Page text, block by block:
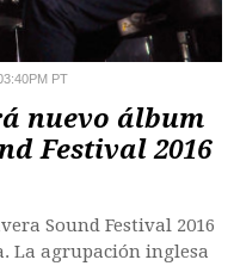
PT
nuevo álbum
Festival 2016
Sound Festival 2016
La agrupación inglesa